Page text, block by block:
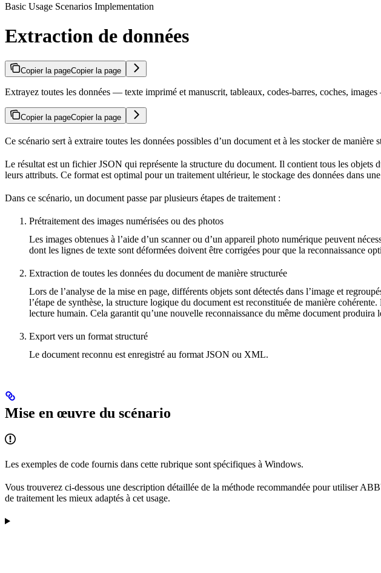
Basic Usage Scenarios Implementation
Extraction de données
Copier la pageCopier la page
Extrayez toutes les données — texte imprimé et manuscrit, tableaux, codes-barres, coches,
Copier la pageCopier la page
Ce scénario sert à extraire toutes les données possibles d’un document et à les stocker de manière
Le résultat est un fichier JSON qui représente la structure du document. Il contient tous les
leurs attributs. Ce format est optimal pour un traitement ultérieur, le stockage des données dans
Dans ce scénario, un document passe par plusieurs étapes de traitement :
Prétraitement des images numérisées ou des photos
Les images obtenues à l’aide d’un scanner ou d’un appareil photo numérique peuvent
dont les lignes de texte sont déformées doivent être corrigées pour que la reconnaissance
Extraction de toutes les données du document de manière structurée
Lors de l’analyse de la mise en page, différents objets sont détectés dans l’image et
l’étape de synthèse, la structure logique du document est reconstituée de manière
lecture humain. Cela garantit qu’une nouvelle reconnaissance du même document produira
Export vers un format structuré
Le document reconnu est enregistré au format JSON ou XML.
Mise en œuvre du scénario
Les exemples de code fournis dans cette rubrique sont spécifiques à Windows.
Vous trouverez ci-dessous une description détaillée de la méthode recommandée pour utiliser
de traitement les mieux adaptés à cet usage.